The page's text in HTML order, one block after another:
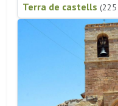
Terra de castells (225